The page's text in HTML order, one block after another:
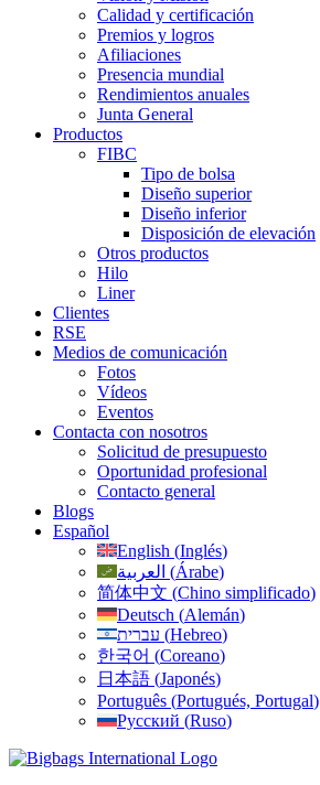
Calidad y certificación
Premios y logros
Afiliaciones
Presencia mundial
Rendimientos anuales
Junta General
Productos
FIBC
Tipo de bolsa
Diseño superior
Diseño inferior
Disposición de elevación
Otros productos
Hilo
Liner
Clientes
RSE
Medios de comunicación
Fotos
Vídeos
Eventos
Contacta con nosotros
Solicitud de presupuesto
Oportunidad profesional
Contacto general
Blogs
Español
English (Inglés)
العربية (Árabe)
简体中文 (Chino simplificado)
Deutsch (Alemán)
עברית (Hebreo)
한국어 (Coreano)
日本語 (Japonés)
Português (Portugués, Portugal)
Русский (Ruso)